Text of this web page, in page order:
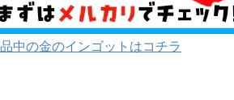
中の金のインゴットはコチラ